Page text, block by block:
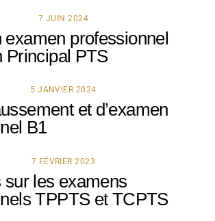
7 JUIN 2024
professionnel
Principal PTS
5 JANVIER 2024
et d’examen
B1
7 FÉVRIER 2023
sur les examens
TPPTS et TCPTS